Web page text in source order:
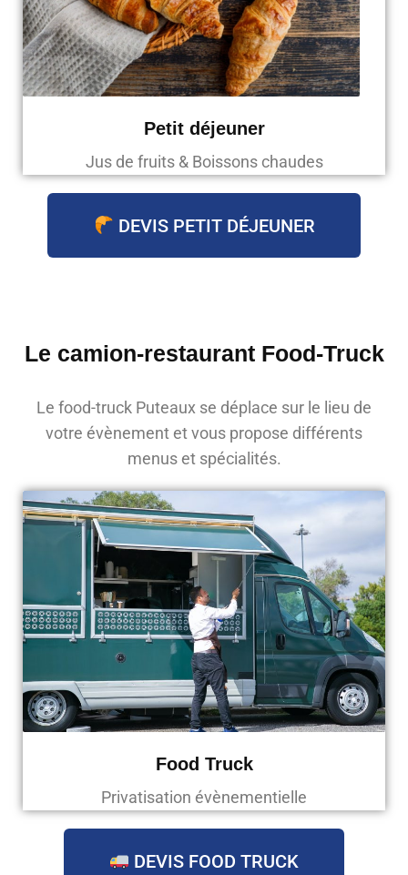
Petit déjeuner
Jus de fruits & Boissons chaudes
DEVIS PETIT DÉJEUNER
Le camion-restaurant Food-Truck
Le food-truck Puteaux se déplace sur le lieu de
votre évènement et vous propose différents
menus et spécialités.
Food Truck
Privatisation évènementielle
DEVIS FOOD TRUCK